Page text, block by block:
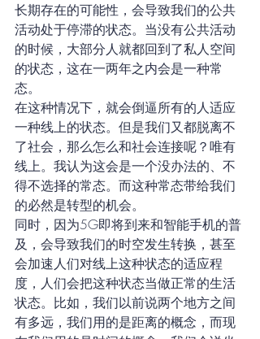
长期存在的可能性，会导致我们的公共
活动处于停滞的状态。当没有公共活动
的时候，大部分人就都回到了私人空间
的状态，这在一两年之内会是一种常
态。
在这种情况下，就会倒逼所有的人适应
一种线上的状态。但是我们又都脱离不
了社会，那么怎么和社会连接呢？唯有
线上。我认为这会是一个没办法的、不
得不选择的常态。而这种常态带给我们
的必然是转型的机会。
同时，因为5G即将到来和智能手机的普
及，会导致我们的时空发生转换，甚至
会加速人们对线上这种状态的适应程
度，人们会把这种状态当做正常的生活
状态。比如，我们以前说两个地方之间
有多远，我们用的是距离的概念，而现